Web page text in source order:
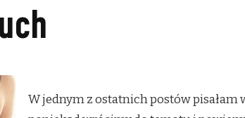
W jednym z ostatnich postów pisałam